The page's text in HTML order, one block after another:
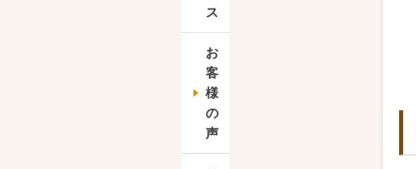
ス
お
客
様
の
声